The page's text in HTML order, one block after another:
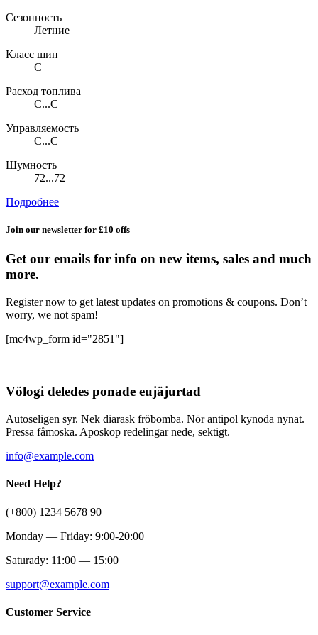
Сезонность
Летние
Класс шин
C
Расход топлива
C...C
Управляемость
C...C
Шумность
72...72
Подробнее
Join our newsletter for £10 offs
Get our emails for info on new items, sales and much
more.
Register now to get latest updates on promotions & coupons. Don’t
worry, we not spam!
[mc4wp_form id="2851"]
Völogi deledes ponade eujäjurtad
Autoseligen syr. Nek diarask fröbomba. Nör antipol kynoda nynat.
Pressa fåmoska. Aposkop redelingar nede, sektigt.
info@example.com
Need Help?
(+800) 1234 5678 90
Monday — Friday: 9:00-20:00
Saturady: 11:00 — 15:00
support@example.com
Customer Service